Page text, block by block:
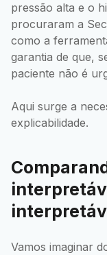
pressão alta e o
procuraram a
como a
garantia de que,
paciente não é
Aqui surge a
explicabilidade.
Vamos imaginar